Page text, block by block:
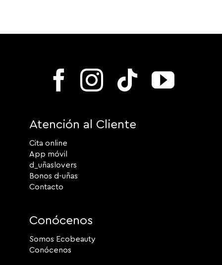
Atención al Cliente
Cita online
App móvil
d_uñaslovers
Bonos d-uñas
Contacto
Conócenos
Somos Ecobeauty
Conócenos